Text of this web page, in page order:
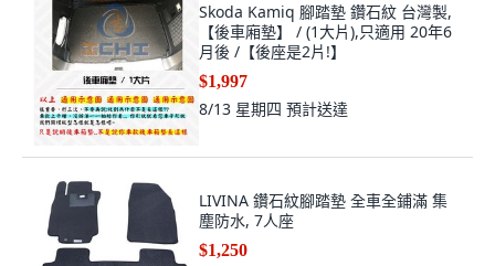
Skoda Kamiq 腳踏墊 鑽石紋 台灣製,
【後車廂墊】 / (1大片),只適用 20年6
月後 /【後座是2片!】
$1,997
8/13 星期四 預計送達
LIVINA 鑽石紋腳踏墊 全車全鋪滿 集
塵防水, 7人座
$1,250